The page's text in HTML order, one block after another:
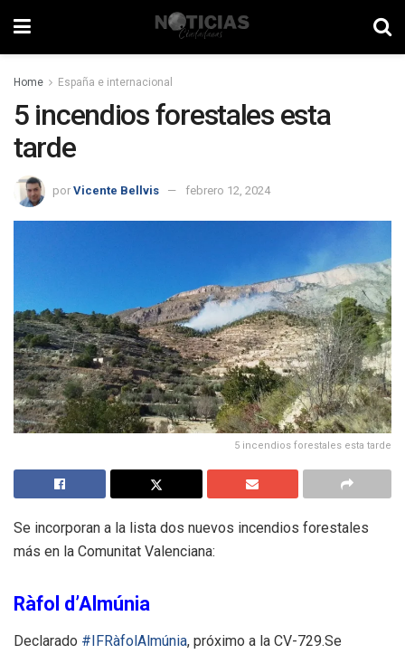
Home España e internacional
5 incendios forestales esta
tarde
por Vicente Bellvis febrero 12, 2024
5 incendios forestales esta tarde
Se incorporan a la lista dos nuevos incendios forestales
más en la Comunitat Valenciana:
Ràfol d’Almúnia
Declarado #IFRàfolAlmúnia, próximo a la CV-729.Se